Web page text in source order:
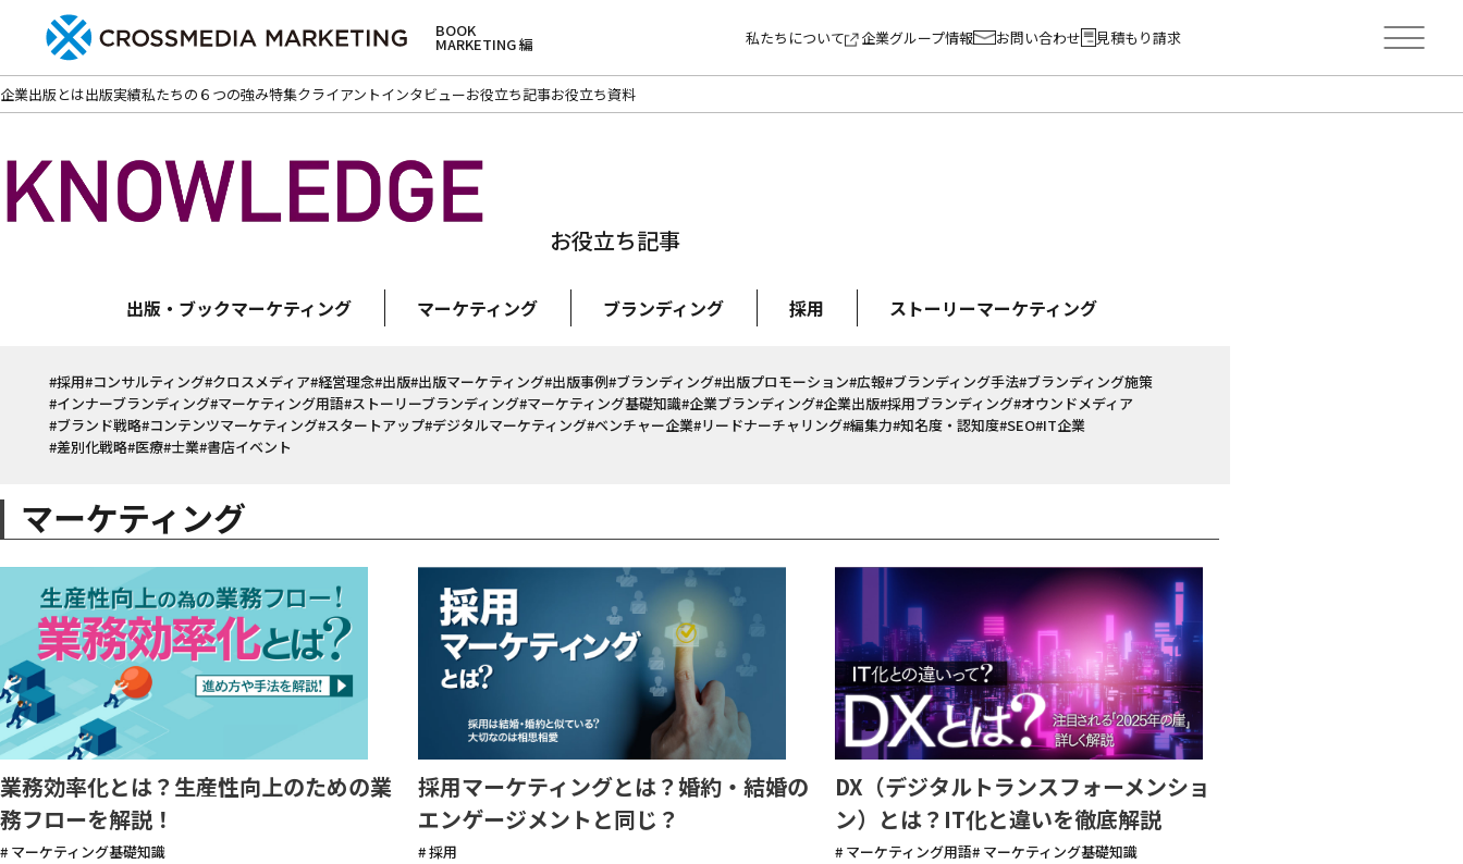
BOOK
MARKETING 編 私たちについて 企業グループ情報 お問い合わせ 見積もり請求
企業出版とは出版実績私たちの６つの強み特集クライアントインタビューお役立ち記事お役立ち資料
お役立ち記事
出版・ブックマーケティング マーケティング ブランディング 採用 ストーリーマーケティング
#採用#コンサルティング#クロスメディア#経営理念#出版#出版マーケティング#出版事例#ブランディング#出版プロモーション#広報#ブランディング手法#ブランディング施策
#インナーブランディング#マーケティング用語#ストーリーブランディング#マーケティング基礎知識#企業ブランディング#企業出版#採用ブランディング#オウンドメディア
#ブランド戦略#コンテンツマーケティング#スタートアップ#デジタルマーケティング#ベンチャー企業#リードナーチャリング#編集力#知名度・認知度#SEO#IT企業
#差別化戦略#医療#士業#書店イベント
マーケティング
業務効率化とは？生産性向上のための業
務フローを解説！
# マーケティング基礎知識
採用マーケティングとは？婚約・結婚の
エンゲージメントと同じ？
# 採用
DX（デジタルトランスフォーメンショ
ン）とは？IT化と違いを徹底解説
# マーケティング用語# マーケティング基礎知識